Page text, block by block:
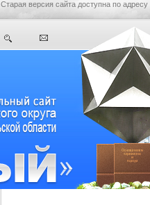
Старая версия сайта доступна по адресу